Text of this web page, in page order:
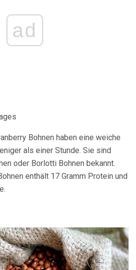
ad
Bohnen haben eine weiche
als einer Stunde. Sie sind
oder Borlotti Bohnen bekannt.
enthält 17 Gramm Protein und